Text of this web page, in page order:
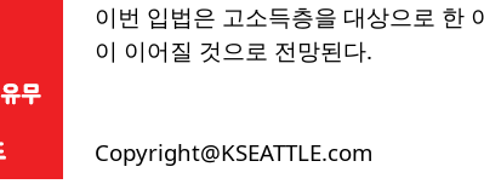
이번 입법은 고소득층을 대상으로 한
이 이어질 것으로 전망된다.
Copyright@KSEATTLE.com